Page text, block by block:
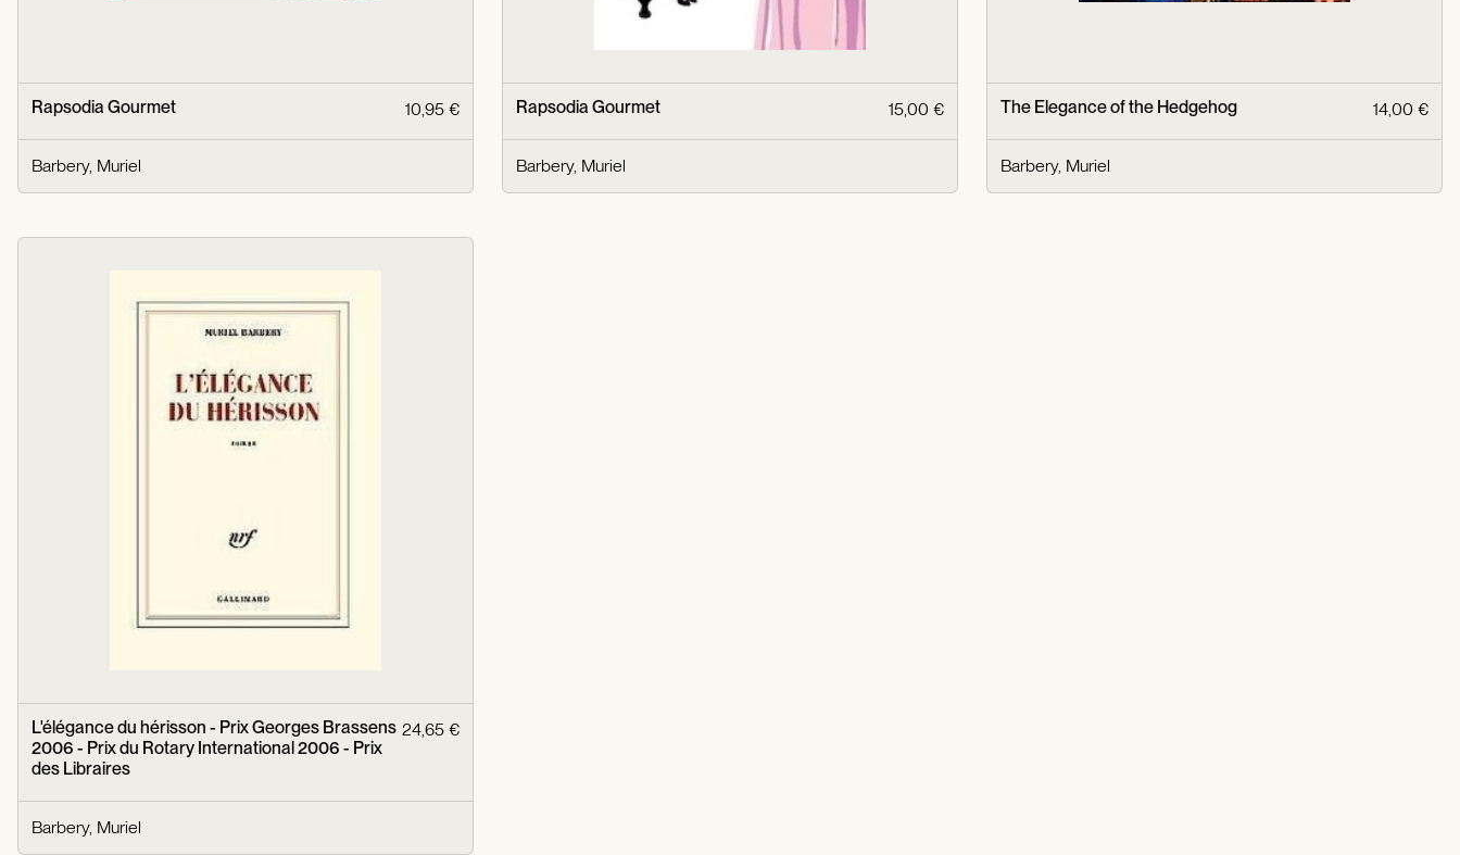
Rapsodia Gourmet 10,95 €
Barbery, Muriel
Rapsodia Gourmet 15,00 €
Barbery, Muriel
The Elegance of the Hedgehog 14,00 €
Barbery, Muriel
L'élégance du hérisson - Prix Georges Brassens
2006 - Prix du Rotary International 2006 - Prix
des Libraires
24,65 €
Barbery, Muriel